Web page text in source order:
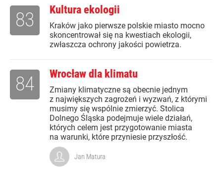
Kultura ekologii
Kraków jako pierwsze polskie miasto mocno
skoncentrował się na kwestiach ekologii,
zwłaszcza ochrony jakości powietrza.
83
Wrocław dla klimatu
Zmiany klimatyczne są obecnie jednym
z największych zagrożeń i wyzwań, z którymi
musimy się wspólnie zmierzyć. Stolica
Dolnego Śląska podejmuje wiele działań,
których celem jest przygotowanie miasta
na warunki, które przyniesie przyszłość.
84
Jan Matura